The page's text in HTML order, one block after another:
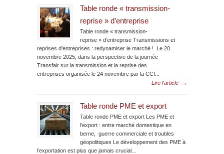
Table ronde « transmission-
reprise » d’entreprise
Table ronde « transmission-
reprise » d’entreprise Transmissions et
reprises d’entreprises : redynamiser le marché ! Le 20
novembre 2025, dans la perspective de la journée
Transfair sur la transmission et la reprise des
entreprises organisée le 24 novembre par la CCI...
Lire l'article
→
Table ronde PME et export
Table ronde PME et export Les PME et
l’export : entre marché domestique en
berne, guerre commerciale et troubles
géopolitiques Le développement des PME à
l’exportation est plus que jamais crucial...